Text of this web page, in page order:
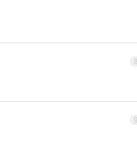
8
9